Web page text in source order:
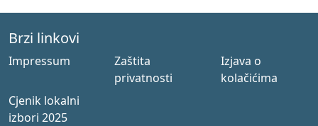
Brzi linkovi
Impressum
Zaštita
privatnosti
Izjava o
kolačićima
Cjenik lokalni
izbori 2025